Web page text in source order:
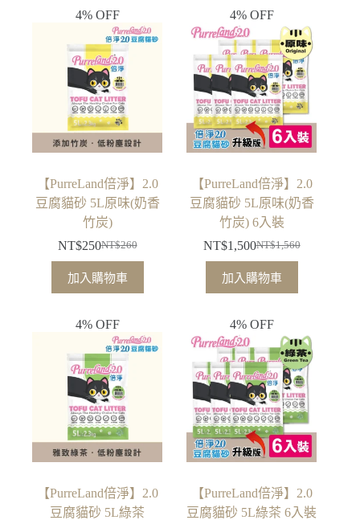
NT$500。
NT$398。
NT$1,500。
NT$1,090。
4% OFF
【PurreLand倍淨】2.0
豆腐貓砂 5L原味(奶香
竹炭)
NT$260
始
價
NT$260。
NT$250
前
價
NT$250。
加入購物車
4% OFF
【PurreLand倍淨】2.0
豆腐貓砂 5L原味(奶香
竹炭) 6入裝
NT$1,560
始
價
NT$1,560。
NT$1,500
前
價
NT$1,500。
加入購物車
4% OFF
【PurreLand倍淨】2.0
豆腐貓砂 5L綠茶
4% OFF
【PurreLand倍淨】2.0
豆腐貓砂 5L綠茶 6入裝